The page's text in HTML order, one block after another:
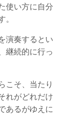
使い方に自分
演奏するとい
継続的に行っ
こそ、当たり
れがどれだけ
あるがゆえに